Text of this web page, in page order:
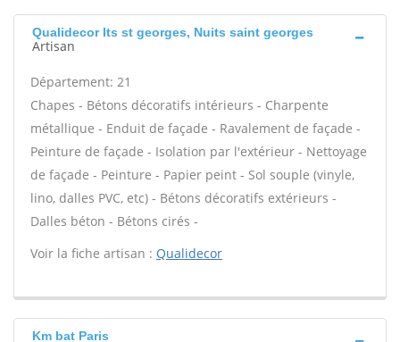
Qualidecor Its st georges, Nuits saint georges
Artisan
Département: 21
Chapes - Bétons décoratifs intérieurs - Charpente
métallique - Enduit de façade - Ravalement de façade -
Peinture de façade - Isolation par l'extérieur - Nettoyage
de façade - Peinture - Papier peint - Sol souple (vinyle,
lino, dalles PVC, etc) - Bétons décoratifs extérieurs -
Dalles béton - Bétons cirés -
Voir la fiche artisan : Qualidecor
Km bat Paris